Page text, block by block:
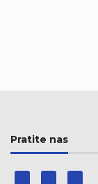
Pratite nas